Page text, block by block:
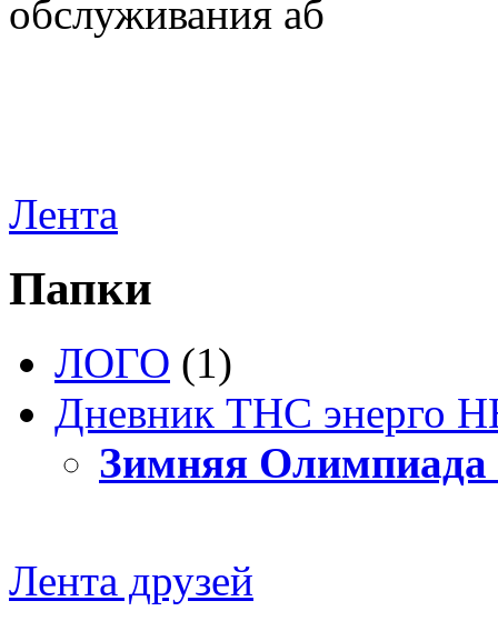
обслуживания аб
Лента
Папки
ЛОГО (1)
Дневник ТНС энерго
Зимняя
Лента друзей